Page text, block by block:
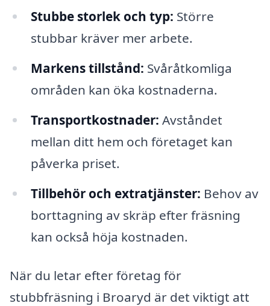
Stubbe storlek och typ: Större
stubbar kräver mer arbete.
Markens tillstånd: Svåråtkomliga
områden kan öka kostnaderna.
Transportkostnader: Avståndet
mellan ditt hem och företaget kan
påverka priset.
Tillbehör och extratjänster: Behov av
borttagning av skräp efter fräsning
kan också höja kostnaden.
När du letar efter företag för
stubbfräsning i Broaryd är det viktigt att